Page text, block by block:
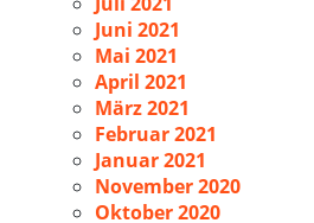
Juni 2021
Mai 2021
April 2021
März 2021
Februar 2021
Januar 2021
November 2020
Oktober 2020